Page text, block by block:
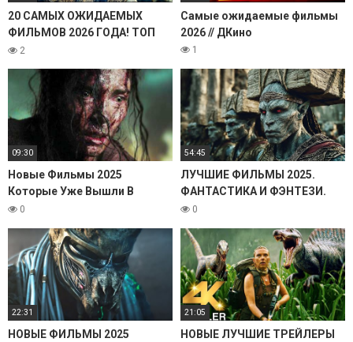
20 САМЫХ ОЖИДАЕМЫХ
ФИЛЬМОВ 2026 ГОДА! ТОП
ТРЕЙЛЕРЫ. ЛУЧШИЕ НОВЫЕ
СМОТРЕТЬ ОБЗОР
2
Самые ожидаемые фильмы
2026 // ДКино
1
09:30
Новые Фильмы 2025
Которые Уже Вышли В
Хорошем Качестве Август
0
54:45
ЛУЧШИЕ ФИЛЬМЫ 2025.
ФАНТАСТИКА И ФЭНТЕЗИ.
КИНО ИТОГИ! НОВЫЕ
ВЫШЛИ. ТОП НОВИНКИ
0
22:31
НОВЫЕ ФИЛЬМЫ 2025
21:05
НОВЫЕ ЛУЧШИЕ ТРЕЙЛЕРЫ